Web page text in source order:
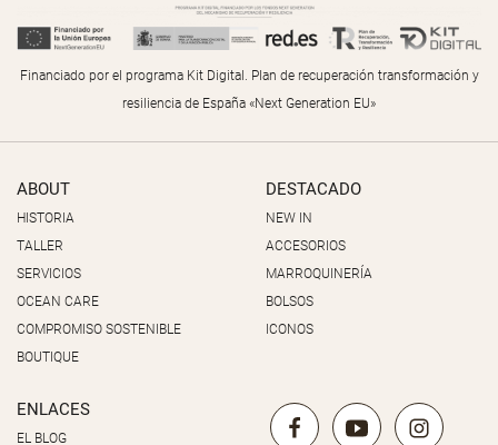
Financiado por el programa Kit Digital. Plan de recuperación transformación y
resiliencia de España «Next Generation EU»
ABOUT
HISTORIA
TALLER
SERVICIOS
OCEAN CARE
COMPROMISO SOSTENIBLE
BOUTIQUE
DESTACADO
NEW IN
ACCESORIOS
MARROQUINERÍA
BOLSOS
ICONOS
ENLACES
EL BLOG